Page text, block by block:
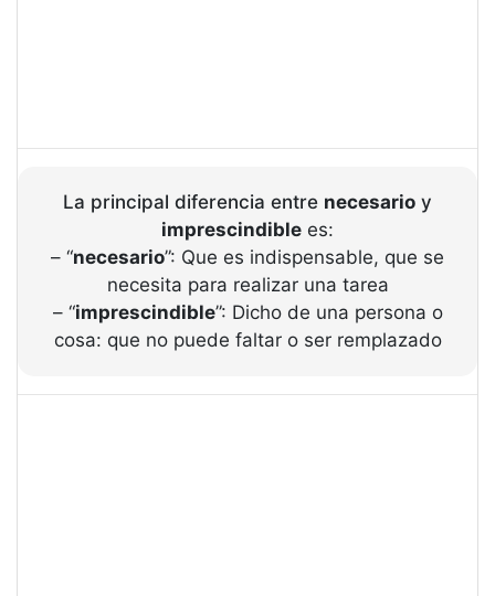
La principal diferencia entre necesario y
imprescindible es:
– “necesario”: Que es indispensable, que se
necesita para realizar una tarea
– “imprescindible”: Dicho de una persona o
cosa: que no puede faltar o ser remplazado